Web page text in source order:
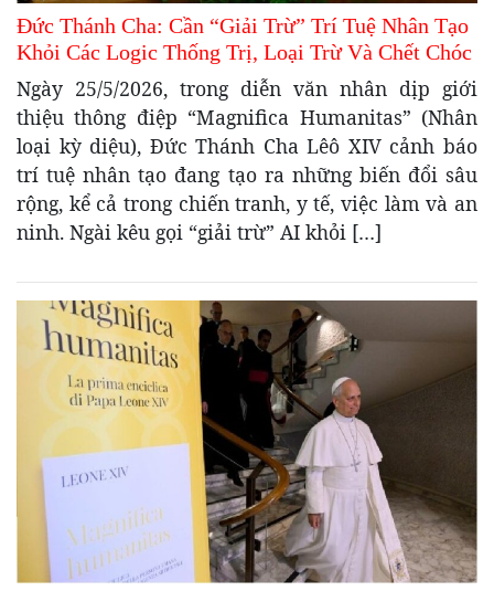
Đức Thánh Cha: Cần “Giải Trừ” Trí Tuệ Nhân Tạo
Khỏi Các Logic Thống Trị, Loại Trừ Và Chết Chóc
Ngày 25/5/2026, trong diễn văn nhân dịp giới
thiệu thông điệp “Magnifica Humanitas” (Nhân
loại kỳ diệu), Đức Thánh Cha Lêô XIV cảnh báo
trí tuệ nhân tạo đang tạo ra những biến đổi sâu
rộng, kể cả trong chiến tranh, y tế, việc làm và an
ninh. Ngài kêu gọi “giải trừ” AI khỏi […]